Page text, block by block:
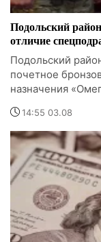
Подольский
отличие
Подольский
почетное
назначения
14:55 03.08